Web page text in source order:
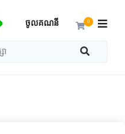
0
ចូលគណនី